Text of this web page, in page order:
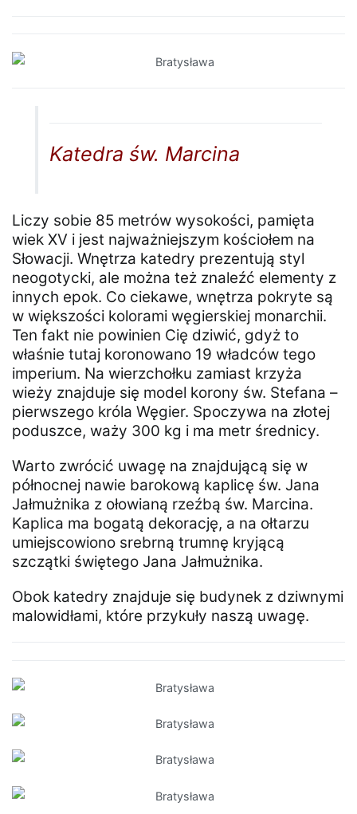
Katedra św. Marcina
Liczy sobie 85 metrów wysokości, pamięta
wiek XV i jest najważniejszym kościołem na
Słowacji. Wnętrza katedry prezentują styl
neogotycki, ale można też znaleźć elementy z
innych epok. Co ciekawe, wnętrza pokryte są
w większości kolorami węgierskiej monarchii.
Ten fakt nie powinien Cię dziwić, gdyż to
właśnie tutaj koronowano 19 władców tego
imperium. Na wierzchołku zamiast krzyża
wieży znajduje się model korony św. Stefana –
pierwszego króla Węgier. Spoczywa na złotej
poduszce, waży 300 kg i ma metr średnicy.
Warto zwrócić uwagę na znajdującą się w
północnej nawie barokową kaplicę św. Jana
Jałmużnika z ołowianą rzeźbą św. Marcina.
Kaplica ma bogatą dekorację, a na ołtarzu
umiejscowiono srebrną trumnę kryjącą
szczątki świętego Jana Jałmużnika.
Obok katedry znajduje się budynek z dziwnymi
malowidłami, które przykuły naszą uwagę.